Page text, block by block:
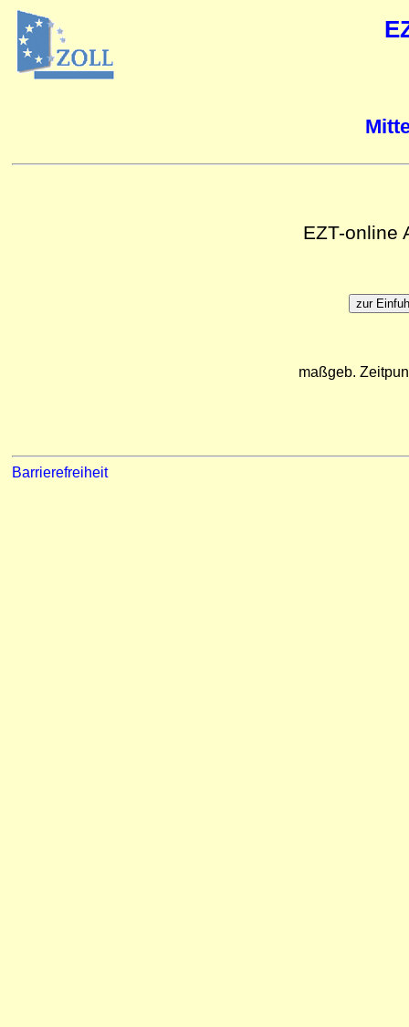
EZT-online
maßgeb.
Barrierefreiheit